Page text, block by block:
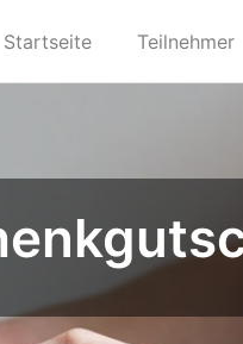
Startseite Teilnehmer